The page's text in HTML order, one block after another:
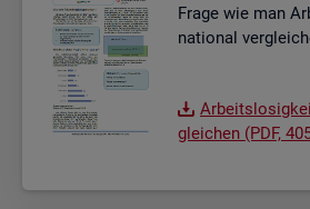
Frage wie man
na­tio­nal
glei­chen (PDF,